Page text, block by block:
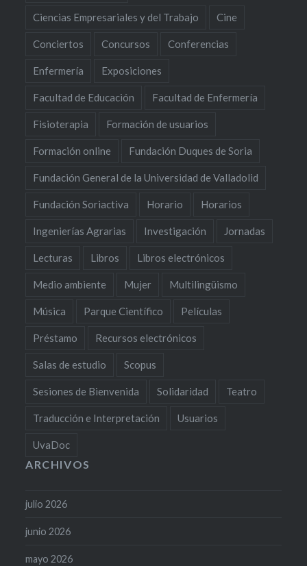
Ciencias Empresariales y del Trabajo Cine
Conciertos Concursos Conferencias
Enfermería Exposiciones
Facultad de Educación Facultad de Enfermería
Fisioterapia Formación de usuarios
Formación online Fundación Duques de Soria
Fundación General de la Universidad de Valladolid
Fundación Soriactiva Horario Horarios
Ingenierías Agrarias Investigación Jornadas
Lecturas Libros Libros electrónicos
Medio ambiente Mujer Multilingüismo
Música Parque Científico Películas
Préstamo Recursos electrónicos
Salas de estudio Scopus
Sesiones de Bienvenida Solidaridad Teatro
Traducción e Interpretación Usuarios
UvaDoc
ARCHIVOS
julio 2026
junio 2026
mayo 2026